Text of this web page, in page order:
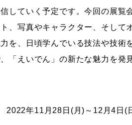
していく予定です。今回の展
、写真やキャラクター、そし
を、日頃学んでいる技法や技
「えいでん」の新たな魅力を発
2022年11月28日(月)～12月4日(